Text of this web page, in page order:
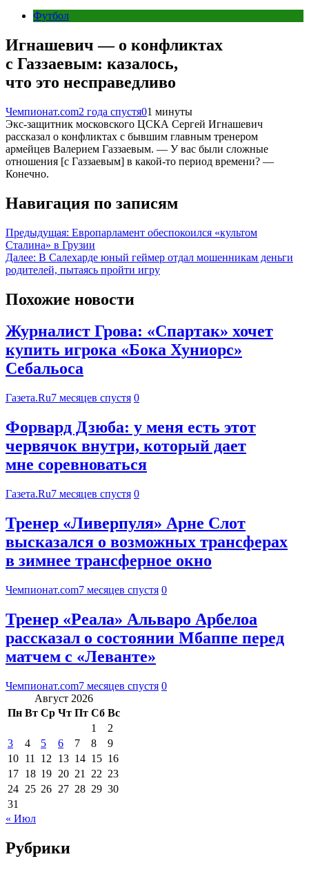
Футбол
Игнашевич — о конфликтах
с Газзаевым: казалось,
что это несправедливо
Чемпионат.com2 года спустя01 минуты
Экс-защитник московского ЦСКА Сергей Игнашевич
рассказал о конфликтах с бывшим главным тренером
армейцев Валерием Газзаевым. — У вас были сложные
отношения [с Газзаевым] в какой-то период времени? —
Конечно.
Навигация по записям
Предыдущая: Европарламент обеспокоился «культом
Сталина» в Грузии
Далее: В Салехарде юный геймер отдал мошенникам деньги
родителей, пытаясь пройти игру
Похожие новости
Журналист Грова: «Спартак» хочет
купить игрока «Бока Хуниорс»
Себальоса
Газета.Ru7 месяцев спустя 0
Форвард Дзюба: у меня есть этот
червячок внутри, который дает
мне соревноваться
Газета.Ru7 месяцев спустя 0
Тренер «Ливерпуля» Арне Слот
высказался о возможных трансферах
в зимнее трансферное окно
Чемпионат.com7 месяцев спустя 0
Тренер «Реала» Альваро Арбелоа
рассказал о состоянии Мбаппе перед
матчем с «Леванте»
Чемпионат.com7 месяцев спустя 0
Август 2026
Пн Вт Ср Чт Пт Сб Вс
1
2
3
4 5 6 7 8
9
10 11 12 13 14 15 16
17 18 19 20 21 22 23
24 25 26 27 28 29 30
31
« Июл
Рубрики